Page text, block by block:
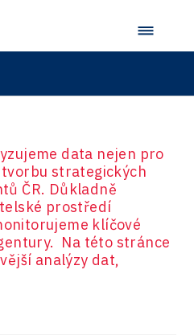
data nejen pro
strategických
ČR. Důkladně
prostředí
klíčové
Na této stránce
analýzy dat,